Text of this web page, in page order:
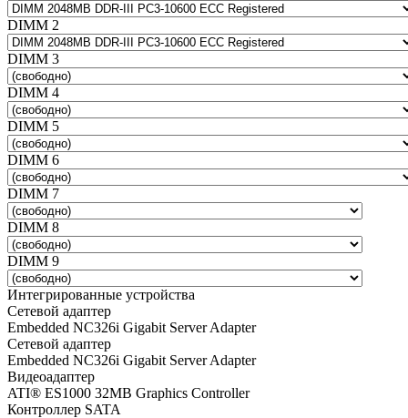
DIMM 2
DIMM 3
DIMM 4
DIMM 5
DIMM 6
DIMM 7
DIMM 8
DIMM 9
Интегрированные устройства
Сетевой адаптер
Embedded NC326i Gigabit Server Adapter
Сетевой адаптер
Embedded NC326i Gigabit Server Adapter
Видеоадаптер
ATI® ES1000 32MB Graphics Controller
Контроллер SATA